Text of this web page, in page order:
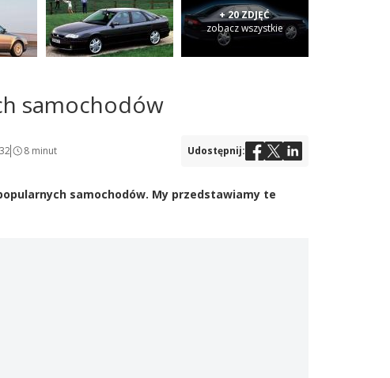
+ 20 ZDJĘĆ
zobacz wszystkie
samochodów
8 minut Udostępnij:
samochodów. My przedstawiamy te